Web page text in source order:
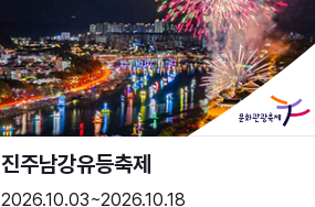
진주남강유등축제
2026.10.03~2026.10.18